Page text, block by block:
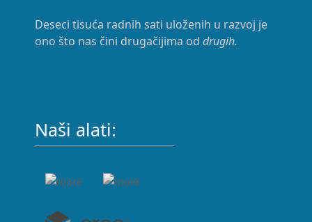
Deseci tisuća radnih sati uloženih u razvoj je
ono što nas čini drugačijima od drugih.
Naši alati: